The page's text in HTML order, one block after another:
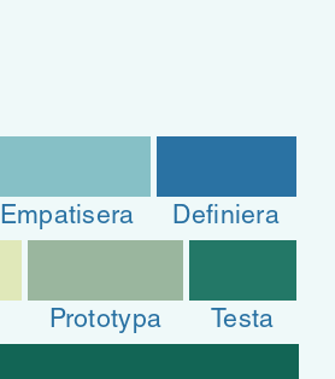
Empatisera Definiera
Prototypa Testa